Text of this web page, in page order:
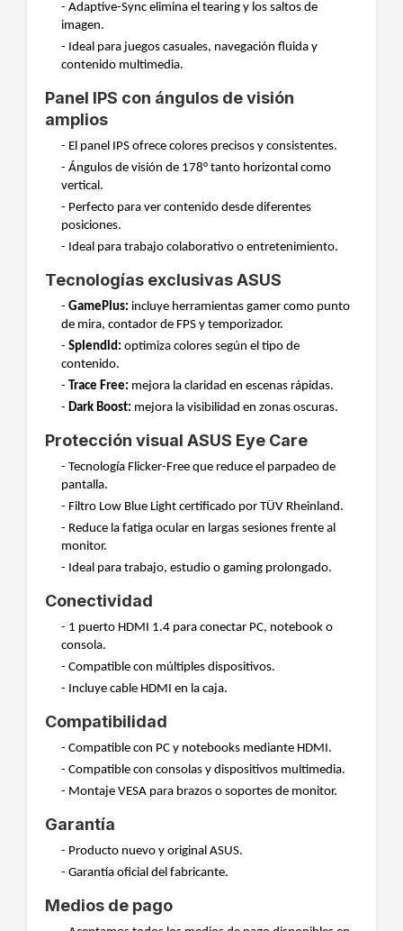
- Adaptive-Sync elimina el tearing y los saltos de
imagen.
- Ideal para juegos casuales, navegación fluida y
contenido multimedia.
Panel IPS con ángulos de visión
amplios
- El panel IPS ofrece colores precisos y consistentes.
- Ángulos de visión de 178° tanto horizontal como
vertical.
- Perfecto para ver contenido desde diferentes
posiciones.
- Ideal para trabajo colaborativo o entretenimiento.
Tecnologías exclusivas ASUS
- GamePlus: incluye herramientas gamer como punto
de mira, contador de FPS y temporizador.
- Splendid: optimiza colores según el tipo de
contenido.
- Trace Free: mejora la claridad en escenas rápidas.
- Dark Boost: mejora la visibilidad en zonas oscuras.
Protección visual ASUS Eye Care
- Tecnología Flicker-Free que reduce el parpadeo de
pantalla.
- Filtro Low Blue Light certificado por TÜV Rheinland.
- Reduce la fatiga ocular en largas sesiones frente al
monitor.
- Ideal para trabajo, estudio o gaming prolongado.
Conectividad
- 1 puerto HDMI 1.4 para conectar PC, notebook o
consola.
- Compatible con múltiples dispositivos.
- Incluye cable HDMI en la caja.
Compatibilidad
- Compatible con PC y notebooks mediante HDMI.
- Compatible con consolas y dispositivos multimedia.
- Montaje VESA para brazos o soportes de monitor.
Garantía
- Producto nuevo y original ASUS.
- Garantía oficial del fabricante.
Medios de pago